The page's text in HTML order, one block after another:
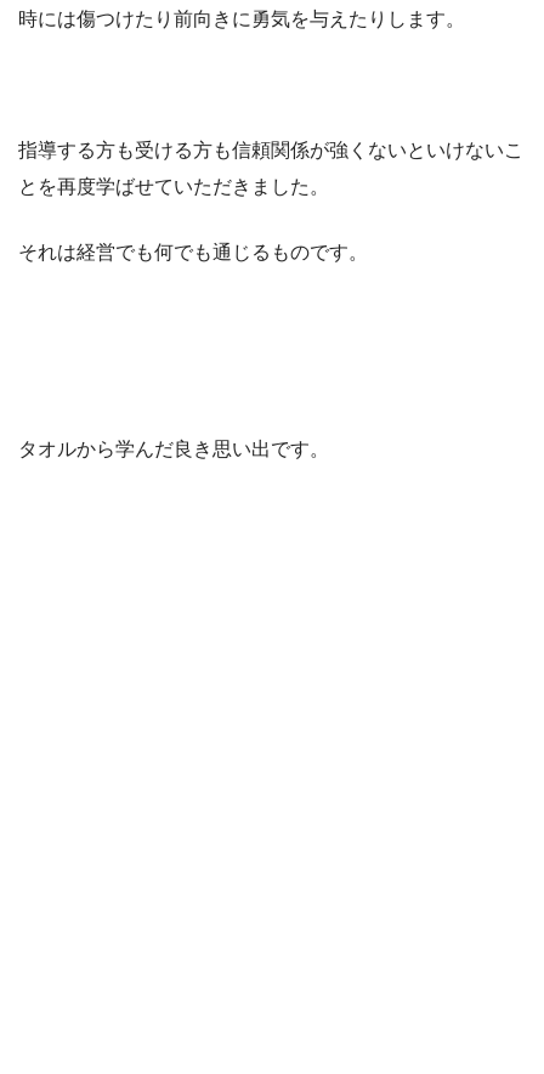
時には傷つけたり前向きに勇気を与えたりします。
指導する方も受ける方も信頼関係が強くないといけないこ
とを再度学ばせていただきました。
それは経営でも何でも通じるものです。
タオルから学んだ良き思い出です。